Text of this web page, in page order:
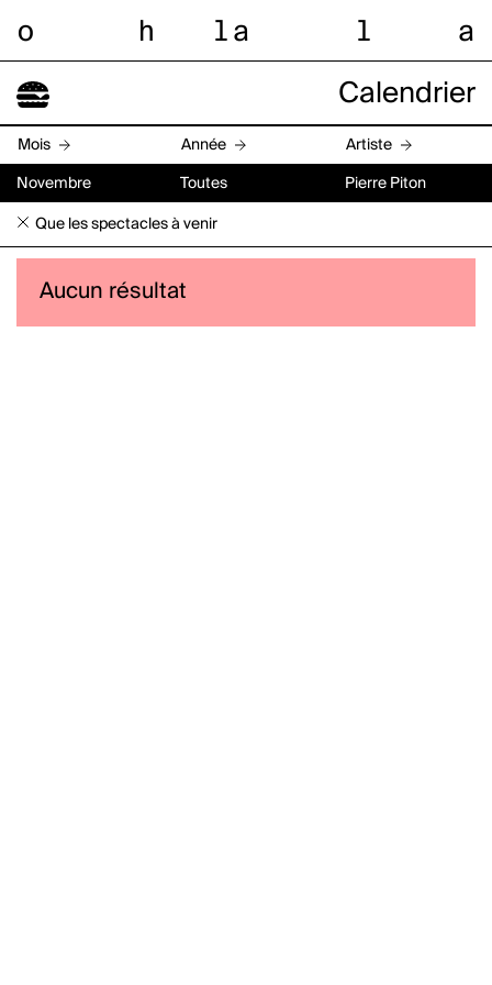
o h l a l a
Calendrier
Mois Année Artiste
Novembre Toutes Pierre Piton
Que les spectacles à venir
Aucun résultat